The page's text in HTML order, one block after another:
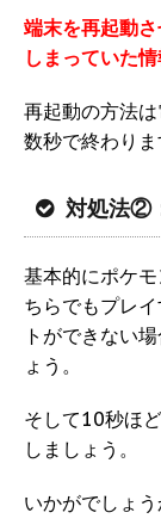
端末を再起動
しまっていた
再起動の方法
数秒で終わりま
対処法②
基本的にポケ
ちらでもプレ
トができない
ょう。
そして10秒ほ
しましょう。
いかがでしょう